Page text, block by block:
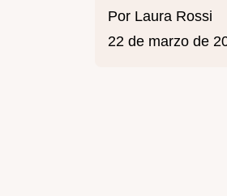
Por Laura Rossi
22 de marzo de